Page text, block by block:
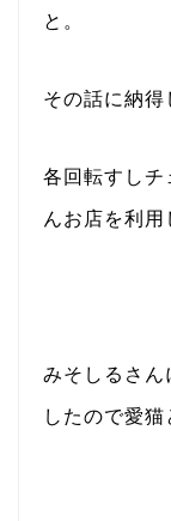
と。
その話に納得
各回転すしチ
んお店を利用
みそしるさん
したので愛猫